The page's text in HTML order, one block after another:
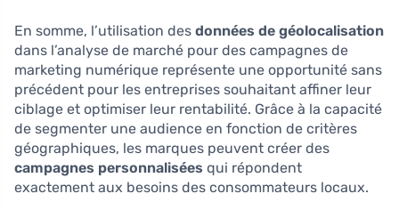
En somme, l’utilisation des données de géolocalisation
dans l’analyse de marché pour des campagnes de
marketing numérique représente une opportunité sans
précédent pour les entreprises souhaitant affiner leur
ciblage et optimiser leur rentabilité. Grâce à la capacité
de segmenter une audience en fonction de critères
géographiques, les marques peuvent créer des
campagnes personnalisées qui répondent
exactement aux besoins des consommateurs locaux.